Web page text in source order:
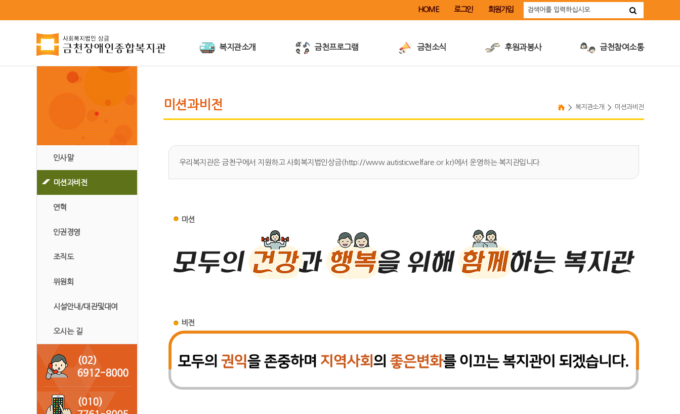
HOME 로그인 회원가입
복지관소개
연혁
인권경영
위원회
시설안내/대관및대여
금천프로그램 금천소식
금천TV
반가운가게
언론보도/홍보
후원과봉사
자원봉사신청
금천참여소통
계약정보공개
인재채용
인사말
미션과비전
연혁
인권경영
조직도
위원회
시설안내/대관및대여
오시는 길
미션과비전 복지관소개 미션과비전
우리복지관은 금천구에서 지원하고 사회복지법인상금( http://www.autisticwelfare.or.kr)에서 운영하는 복지관입니다.
미션
비전